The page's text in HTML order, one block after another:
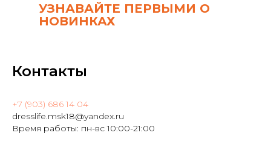
УЗНАВАЙТЕ ПЕРВЫМИ О
НОВИНКАХ
Контакты
+7 (903) 686 14 04
dresslife.msk18@yandex.ru
Время работы: пн-вс 10:00-21:00